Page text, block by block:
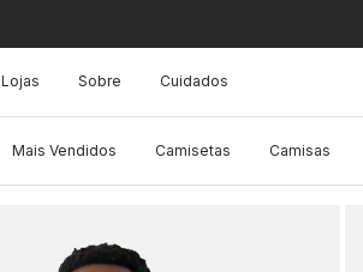
Lojas Sobre Cuidados
Mais Vendidos Camisetas Camisas